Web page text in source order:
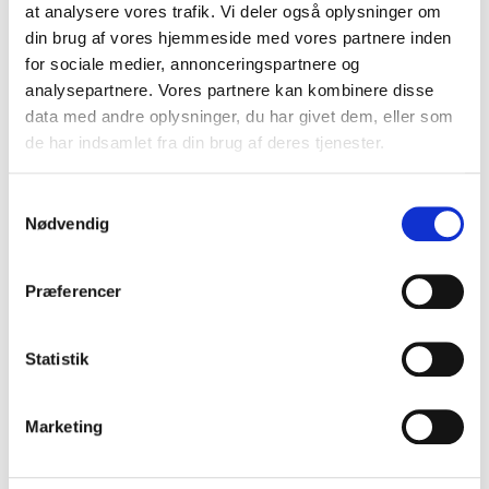
at analysere vores trafik. Vi deler også oplysninger om
din brug af vores hjemmeside med vores partnere inden
for sociale medier, annonceringspartnere og
analysepartnere. Vores partnere kan kombinere disse
data med andre oplysninger, du har givet dem, eller som
de har indsamlet fra din brug af deres tjenester.
Nødvendig
Præferencer
Statistik
Marketing